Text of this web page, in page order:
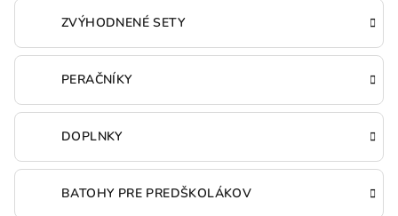
ZVÝHODNENÉ SETY
PERAČNÍKY
DOPLNKY
BATOHY PRE PREDŠKOLÁKOV